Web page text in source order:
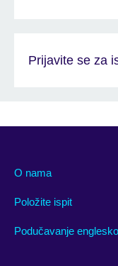
Prijavite se za
O nama
Položite ispit
Podučavanje